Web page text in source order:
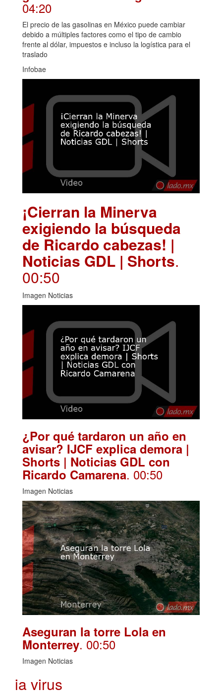
04:20
El precio de las gasolinas en México puede cambiar
debido a múltiples factores como el tipo de cambio
frente al dólar, impuestos e incluso la logística para el
traslado
Infobae
¡Cierran la Minerva
exigiendo la búsqueda
de Ricardo cabezas! |
Noticias GDL | Shorts.
00:50
Imagen Noticias
¿Por qué tardaron un año en
avisar? IJCF explica demora |
Shorts | Noticias GDL con
Ricardo Camarena. 00:50
Imagen Noticias
Aseguran la torre Lola en
Monterrey. 00:50
Imagen Noticias
ia virus